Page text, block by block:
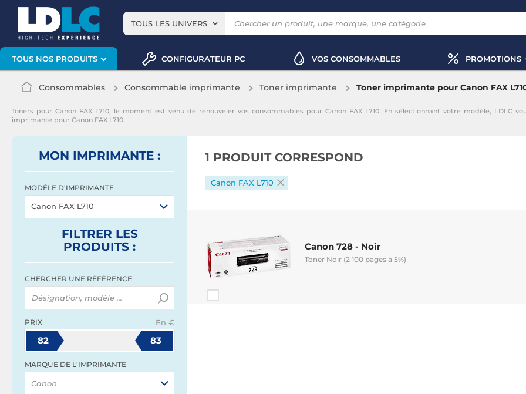
TOUS LES UNIVERS
TOUS NOS PRODUITS CONFIGURATEUR PC VOS CONSOMMABLES PROMOTIONS
Consommables Consommable imprimante Toner imprimante Toner imprimante pour Canon FAX
Toners pour Canon FAX L710, le moment est venu de renouveler vos consommables pour Canon FAX L710. En sélectionnant votre modèle,
imprimante pour Canon FAX L710.
MON IMPRIMANTE :
MODÈLE D'IMPRIMANTE
Canon FAX L710
FILTRER LES
PRODUITS :
CHERCHER UNE RÉFÉRENCE
PRIX En €
82 83
MARQUE DE L'IMPRIMANTE
Canon
1 PRODUIT CORRESPOND
Canon FAX L710
Canon 728 - Noir
Toner Noir (2 100 pages à 5%)